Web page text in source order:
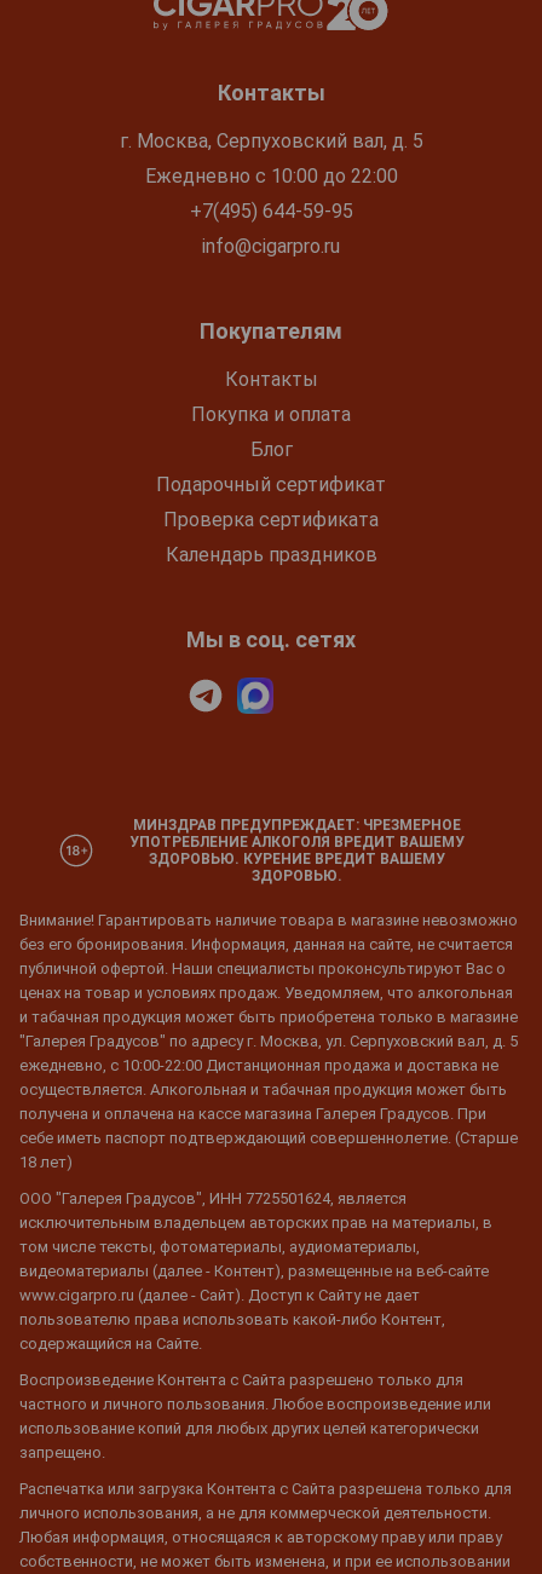
Контакты
г. Москва, Серпуховский вал, д. 5
Ежедневно с 10:00 до 22:00
+7(495) 644-59-95
info@cigarpro.ru
Покупателям
Контакты
Покупка и оплата
Блог
Подарочный сертификат
Проверка сертификата
Календарь праздников
Мы в соц. сетях
МИНЗДРАВ ПРЕДУПРЕЖДАЕТ: ЧРЕЗМЕРНОЕ
УПОТРЕБЛЕНИЕ АЛКОГОЛЯ ВРЕДИТ ВАШЕМУ
ЗДОРОВЬЮ. КУРЕНИЕ ВРЕДИТ ВАШЕМУ
ЗДОРОВЬЮ.
Внимание! Гарантировать наличие товара в магазине невозможно
без его бронирования. Информация, данная на сайте, не считается
публичной офертой. Наши специалисты проконсультируют Вас о
ценах на товар и условиях продаж. Уведомляем, что алкогольная
и табачная продукция может быть приобретена только в магазине
"Галерея Градусов" по адресу г. Москва, ул. Серпуховский вал, д. 5
ежедневно, с 10:00-22:00 Дистанционная продажа и доставка не
осуществляется. Алкогольная и табачная продукция может быть
получена и оплачена на кассе магазина Галерея Градусов. При
себе иметь паспорт подтверждающий совершеннолетие. (Старше
18 лет)
ООО "Галерея Градусов", ИНН 7725501624, является
исключительным владельцем авторских прав на материалы, в
том числе тексты, фотоматериалы, аудиоматериалы,
видеоматериалы (далее - Контент), размещенные на веб-сайте
www.cigarpro.ru (далее - Сайт). Доступ к Сайту не дает
пользователю права использовать какой-либо Контент,
содержащийся на Сайте.
Воспроизведение Контента с Сайта разрешено только для
частного и личного пользования. Любое воспроизведение или
использование копий для любых других целей категорически
запрещено.
Распечатка или загрузка Контента с Сайта разрешена только для
личного использования, а не для коммерческой деятельности.
Любая информация, относящаяся к авторскому праву или праву
собственности, не может быть изменена, и при ее использовании